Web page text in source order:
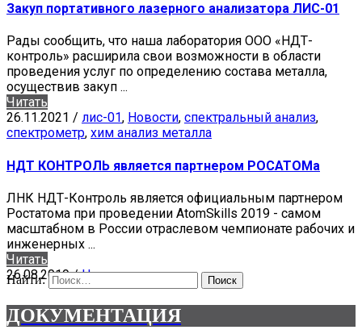
Закуп портативного лазерного анализатора ЛИС-01
Рады сообщить, что наша лаборатория ООО «НДТ-
контроль» расширила свои возможности в области
проведения услуг по определению состава металла,
осуществив закуп ...
Читать
26.11.2021 / лис-01, Новости, спектральный анализ,
спектрометр, хим анализ металла
НДТ КОНТРОЛЬ является партнером РОСАТОМа
ЛНК НДТ-Контроль является официальным партнером
Ростатома при проведении AtomSkills 2019 - самом
масштабном в России отраслевом чемпионате рабочих и
инженерных ...
Читать
26.08.2019/Новости
Найти:
ДОКУМЕНТАЦИЯ